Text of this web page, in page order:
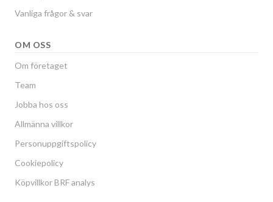
Vanliga frågor & svar
OM OSS
Om företaget
Team
Jobba hos oss
Allmänna villkor
Personuppgiftspolicy
Cookiepolicy
Köpvillkor BRF analys